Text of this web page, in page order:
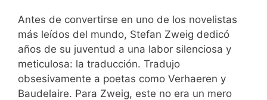
Antes de convertirse en uno de los novelistas
más leídos del mundo, Stefan Zweig dedicó
años de su juventud a una labor silenciosa y
meticulosa: la traducción. Tradujo
obsesivamente a poetas como Verhaeren y
Baudelaire. Para Zweig, este no era un mero